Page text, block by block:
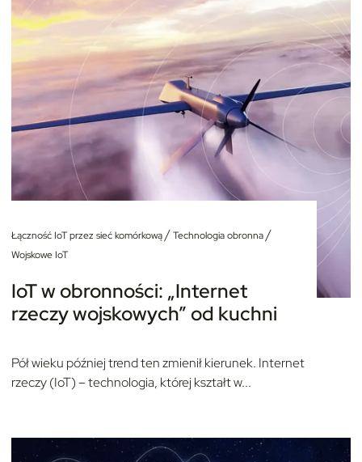
Łączność IoT przez sieć komórkową/Technologia obronna/
Wojskowe IoT
IoT w obronności: „Internet
rzeczy wojskowych” od kuchni
Pół wieku później trend ten zmienił kierunek. Internet
rzeczy (IoT) – technologia, której kształt w...